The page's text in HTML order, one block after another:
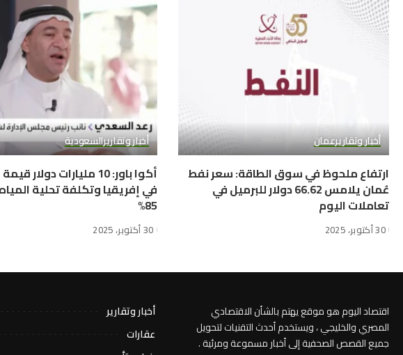
أخبار وتقاريرعمان
ارتفاع ملحوظ في سوق الطاقة: سعر نفط
عُمان يلامس 66.62 دولار للبرميل في
تعاملات اليوم
30 أكتوبر، 2025
أخبار وتقاريرالسعودية
أكوا باور: 10 مليارات
في إفريقيا وتكلفة تحلية
85%
30 أكتوبر، 2025
اقتصاد اليوم هو موقع يهتم بالشأن الاقتصادي
المصري والخليجي ، ويستخدم أحدث التقنيات لتحويل
جميع القصص الصحفية إلى أخبار مسموعة ومرئية .
أخبار وتقارير
عقارات